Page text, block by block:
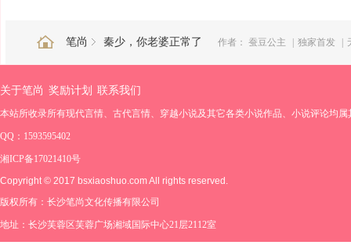
笔尚 秦少，你老婆正常了 作者： 蚕豆公主 | 独家首发 |
关于笔尚 奖励计划 联系我们
本站所收录所有现代言情、古代言情、穿越小说及其它各类小说作品、小说评论均
QQ：1593595402
湘ICP备17021410号
Copyright © 2017 bsxiaoshuo.com All rights reserved.
版权所有：长沙笔尚文化传播有限公司
地址：长沙芙蓉区芙蓉广场湘域国际中心21层2112室